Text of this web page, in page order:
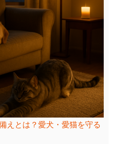
えとは？愛犬・愛猫を守る